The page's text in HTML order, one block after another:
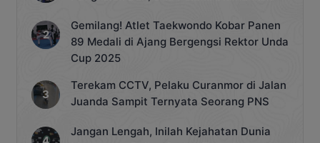
Gemilang! Atlet Taekwondo Kobar Panen
89 Medali di Ajang Bergengsi Rektor Unda
Cup 2025
Terekam CCTV, Pelaku Curanmor di Jalan
Juanda Sampit Ternyata Seorang PNS
Jangan Lengah, Inilah Kejahatan Dunia